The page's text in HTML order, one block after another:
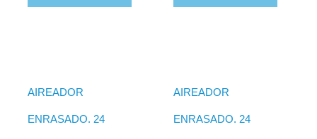
AIREADOR
ENRASADO. 24
AIREADOR
ENRASADO. 24